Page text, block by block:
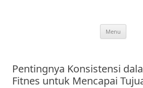
Menu
Pentingnya Konsistensi
Fitnes untuk Mencapai